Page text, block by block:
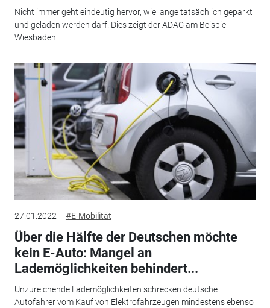
Nicht immer geht eindeutig hervor, wie lange tatsächlich geparkt
und geladen werden darf. Dies zeigt der ADAC am Beispiel
Wiesbaden.
27.01.2022 #E-Mobilität
Über die Hälfte der Deutschen möchte
kein E-Auto: Mangel an
Lademöglichkeiten behindert...
Unzureichende Lademöglichkeiten schrecken deutsche
Autofahrer vom Kauf von Elektrofahrzeugen mindestens ebenso